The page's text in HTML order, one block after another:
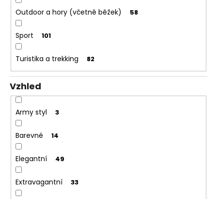
Outdoor a hory (včetně běžek) 58
Sport 101
Turistika a trekking 82
Vzhled
Army styl 3
Barevné 14
Elegantní 49
Extravagantní 33